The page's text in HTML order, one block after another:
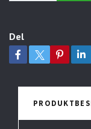
Del